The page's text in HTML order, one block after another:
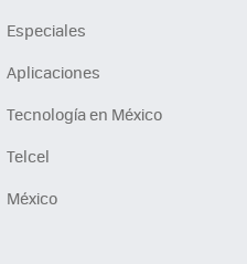
Especiales
Aplicaciones
Tecnología en México
Telcel
México